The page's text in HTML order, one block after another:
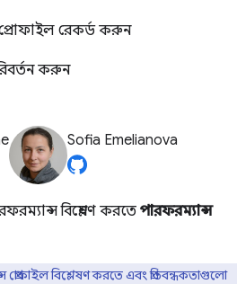
রেকর্ড করুন
করুন
Sofia Emelianova
বিশ্লেষণ করতে পারফরম্যান্স
বিশ্লেষণ করতে এবং প্রতিবন্ধকতাগুলো